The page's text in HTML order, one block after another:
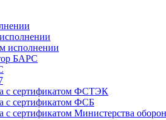
исполнении
БАРС
с сертификатом ФСТЭК
с сертификатом ФСБ
с сертификатом Министерства